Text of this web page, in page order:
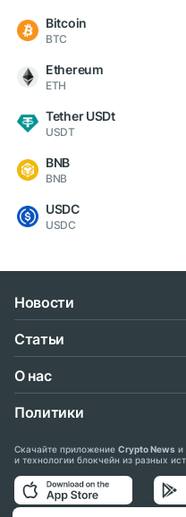
Bitcoin
BTC
Ethereum
ETH
Tether USDt
USDT
BNB
BNB
USDC
USDC
Новости
Статьи
О нас
Политики
Скачайте приложение Crypto News и
и технологии блокчейн из разных